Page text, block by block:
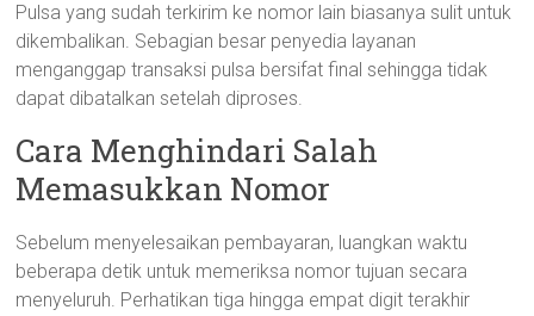
Pulsa yang sudah terkirim ke nomor lain biasanya sulit untuk
dikembalikan. Sebagian besar penyedia layanan
menganggap transaksi pulsa bersifat final sehingga tidak
dapat dibatalkan setelah diproses.
Cara Menghindari Salah
Memasukkan Nomor
Sebelum menyelesaikan pembayaran, luangkan waktu
beberapa detik untuk memeriksa nomor tujuan secara
menyeluruh. Perhatikan tiga hingga empat digit terakhir